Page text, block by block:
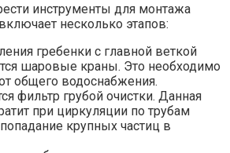
инструменты для монтажа
несколько этапов:
гребенки с главной веткой
шаровые краны. Это необходимо
общего водоснабжения.
фильтр грубой очистки. Данная
при циркуляции по трубам
крупных частиц в